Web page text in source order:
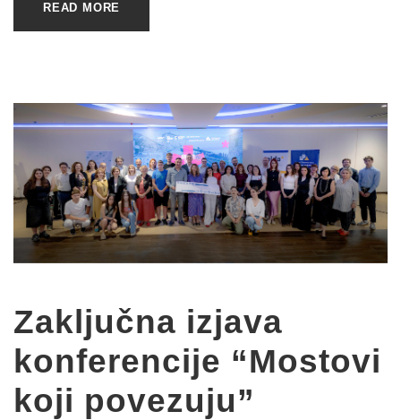
READ MORE
Zaključna izjava
konferencije “Mostovi
koji povezuju”